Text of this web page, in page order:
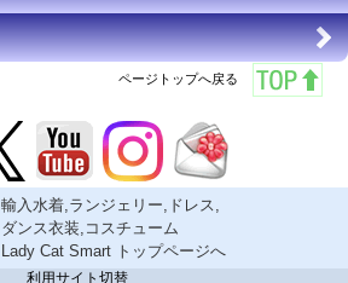
ページトップへ戻る
輸入水着,ランジェリー,ドレス,
ダンス衣装,コスチューム
Lady Cat Smart トップページへ
利用サイト切替